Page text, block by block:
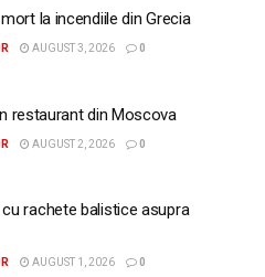
la incendiile din Grecia
AUGUST 3, 2026 0
restaurant din Moscova
AUGUST 2, 2026 0
rachete balistice asupra
AUGUST 1, 2026 0